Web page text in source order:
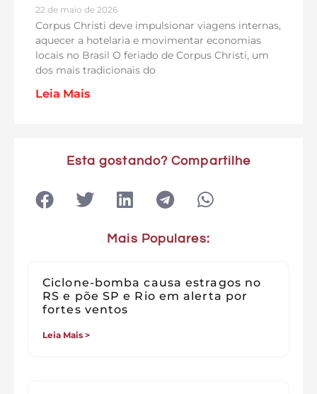
22 de maio de 2026
Corpus Christi deve impulsionar viagens internas,
aquecer a hotelaria e movimentar economias
locais no Brasil O feriado de Corpus Christi, um
dos mais tradicionais do
Leia Mais
Esta gostando? Compartilhe
Mais Populares:
Ciclone-bomba causa estragos no
RS e põe SP e Rio em alerta por
fortes ventos
Leia Mais >